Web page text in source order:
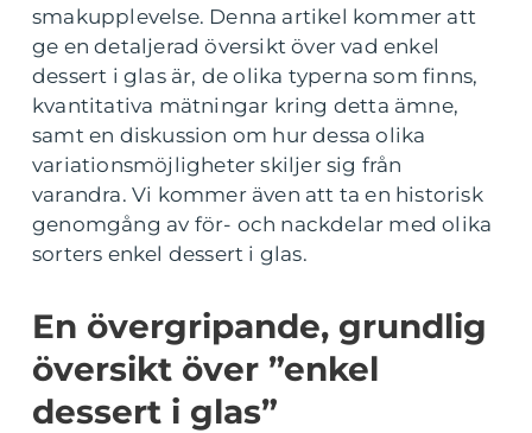
smakupplevelse. Denna artikel kommer att
ge en detaljerad översikt över vad enkel
dessert i glas är, de olika typerna som finns,
kvantitativa mätningar kring detta ämne,
samt en diskussion om hur dessa olika
variationsmöjligheter skiljer sig från
varandra. Vi kommer även att ta en historisk
genomgång av för- och nackdelar med olika
sorters enkel dessert i glas.
En övergripande, grundlig
översikt över ”enkel
dessert i glas”